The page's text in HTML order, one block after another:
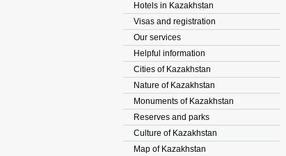
Hotels in Kazakhstan
Visas and registration
Our services
Helpful information
Cities of Kazakhstan
Nature of Kazakhstan
Monuments of Kazakhstan
Reserves and parks
Culture of Kazakhstan
Map of Kazakhstan